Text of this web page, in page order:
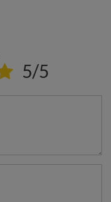
5/5